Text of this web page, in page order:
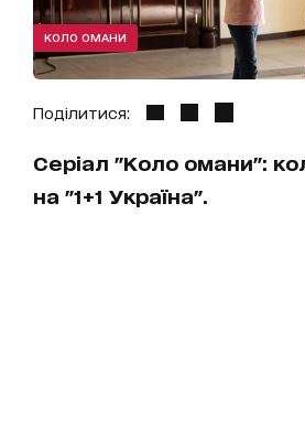
КОЛО ОМАНИ
Поділитися:
Серіал "Коло омани":
на "1+1 Україна".